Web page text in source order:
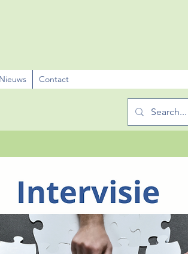
Nieuws Contact